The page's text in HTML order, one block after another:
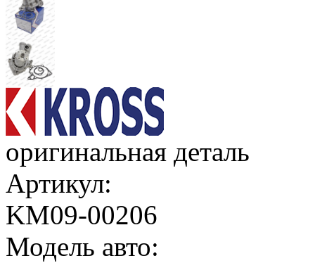
оригинальная деталь
Артикул:
KM09-00206
Модель авто: